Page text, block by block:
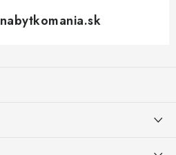
nabytkomania.sk